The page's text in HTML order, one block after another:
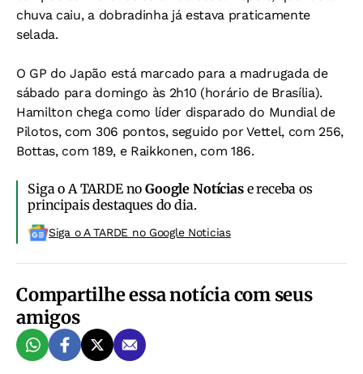
chuva caiu, a dobradinha já estava praticamente
selada.
O GP do Japão está marcado para a madrugada de
sábado para domingo às 2h10 (horário de Brasília).
Hamilton chega como líder disparado do Mundial de
Pilotos, com 306 pontos, seguido por Vettel, com 256,
Bottas, com 189, e Raikkonen, com 186.
Siga o A TARDE noGoogle Notíciase receba os
principais destaques do dia.
Siga o A TARDE no Google Noticias
Compartilhe essa notícia com seus
amigos